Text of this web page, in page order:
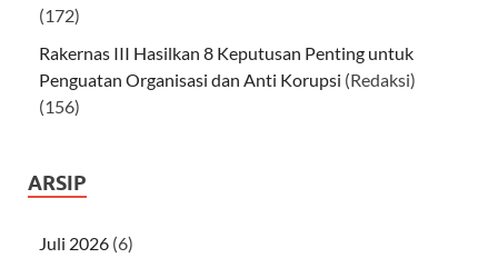
(172)
Rakernas III Hasilkan 8 Keputusan Penting untuk
Penguatan Organisasi dan Anti Korupsi (Redaksi)
(156)
ARSIP
Juli 2026 (6)